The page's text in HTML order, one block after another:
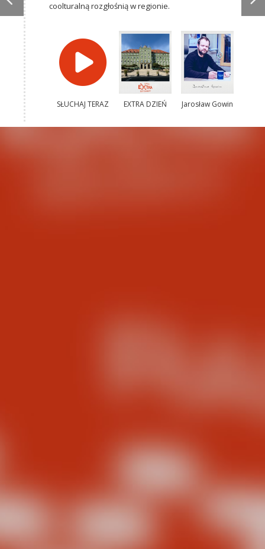
coolturalną rozgłośnią w regionie.
SŁUCHAJ TERAZ EXTRA DZIEŃ Jarosław Gowin